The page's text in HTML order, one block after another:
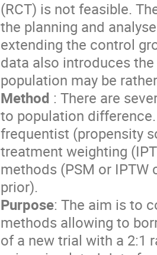
(RCT) is not feasible.
the planning and
extending the control
data also introduces
population may be
Method : There are
to population
frequentist (propensity
treatment weighting
methods (PSM or
prior).
Purpose: The aim is to
methods allowing to
of a new trial with a 2:1